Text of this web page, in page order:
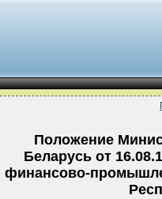
Положение
Беларусь от
финансово-